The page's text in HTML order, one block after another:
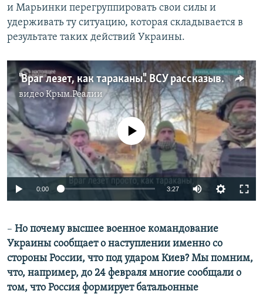
и Марьинки перегруппировать свои силы и
удерживать ту ситуацию, которая складывается в
результате таких действий Украины.
"Враг лезет, как тараканы". ВСУ рассказывают, как российские военные под Бахмутом используют своих солдат как живой щит
видеоКрым.Реалии
Auto 240p 360p 480p
720p 1080p
No media source currently available
0:00 3:27
360p
480p
720p
– Но почему высшее военное командование
Украины сообщает о наступлении именно со
стороны России, что под ударом Киев? Мы помним,
что, например, до 24 февраля многие сообщали о
том, что Россия формирует батальонные